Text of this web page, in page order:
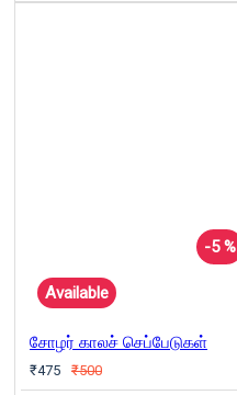
-5 %
Available
சோழர் காலச் செப்பேடுகள்
₹475 ₹500